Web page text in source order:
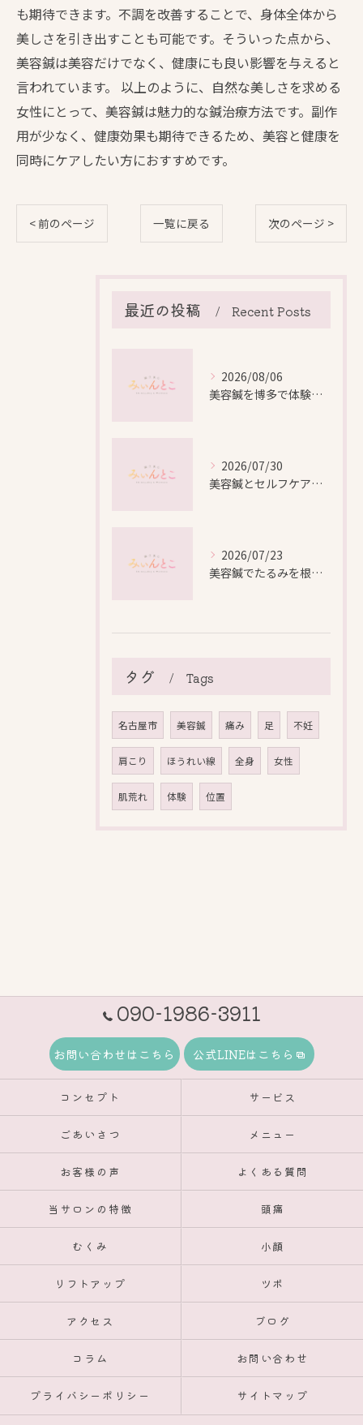
も期待できます。不調を改善することで、身体全体から
美しさを引き出すことも可能です。そういった点から、
美容鍼は美容だけでなく、健康にも良い影響を与えると
言われています。 以上のように、自然な美しさを求める
女性にとって、美容鍼は魅力的な鍼治療方法です。副作
用が少なく、健康効果も期待できるため、美容と健康を
同時にケアしたい方におすすめです。
< 前のページ 一覧に戻る 次のページ >
最近の投稿 Recent Posts
2026/08/06
美容鍼を博多で体験する際の効果や安全性と料金比較徹底ガイド
2026/07/30
美容鍼とセルフケアで叶える愛知県名古屋市北区米が瀬町の新しい美しさ
2026/07/23
美容鍼でたるみを根本から改善し自然なリフトアップを叶える方法
タグ Tags
名古屋市 美容鍼 痛み 足 不妊
肩こり ほうれい線 全身 女性
肌荒れ 体験 位置
090-1986-3911
お問い合わせはこちら 公式LINEはこちら
コンセプト サービス
ごあいさつ メニュー
お客様の声 よくある質問
当サロンの特徴 頭痛
むくみ 小顔
リフトアップ ツボ
アクセス ブログ
コラム お問い合わせ
プライバシーポリシー サイトマップ